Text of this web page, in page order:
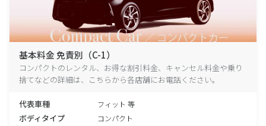
基本料金 免責別（C-1）
コンパクトのレンタル、お得な割引料金、キャンセル料金や乗り
捨てなどの詳細は、こちらから各店舗にお電話ください。
代表車種 フィット 等
ボディタイプ コンパクト